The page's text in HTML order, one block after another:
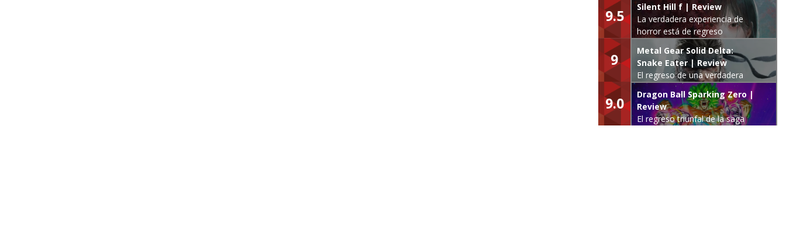
9.5
Silent Hill f | Review
La verdadera experiencia de
horror está de regreso
9
Metal Gear Solid Delta:
Snake Eater | Review
El regreso de una verdadera
leyenda
9.0
Dragon Ball Sparking Zero |
Review
El regreso triunfal de la saga